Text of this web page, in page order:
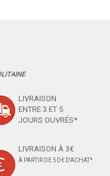
LIVRAISON
ENTRE 3 ET 5
JOURS OUVRÉS*
LIVRAISON À 3€
À PARTIR DE 50 € D'ACHAT*